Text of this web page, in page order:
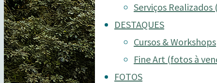
Serviços
DESTAQUES
Cursos & Workshops
Fine Art (fotos à
FOTOS